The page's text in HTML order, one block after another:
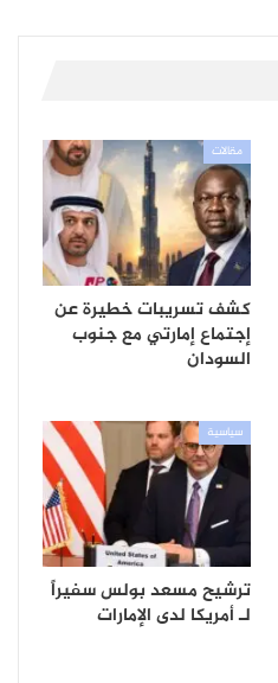
مقالات
كشف تسريبات خطيرة عن
إجتماع إمارتي مع جنوب
السودان
سياسية
ترشيح مسعد بولس سفيراً
لـ أمريكا لدى الإمارات